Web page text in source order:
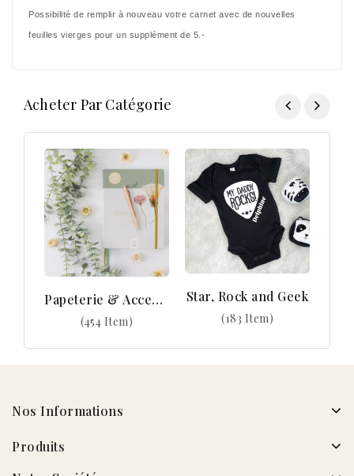
Possibilité de remplir à nouveau votre carnet avec de nouvelles
feuilles vierges pour un supplément de 5.-
Acheter Par Catégorie
Papeterie & Accessoires
(454 Item)
Star, Rock and Geek
(183 Item)
Nos Informations
Produits